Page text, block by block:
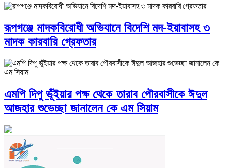
রূপগঞ্জে মাদকবিরোধী অভিযানে বিদেশি মদ-ইয়াবাসহ ৩
মাদক কারবারি গ্রেফতার
এমপি দিপু ভূঁইয়ার পক্ষ থেকে তারাব পৌরবাসীকে ঈদুল
আজহার শুভেচ্ছা জানালেন কে এম সিয়াম